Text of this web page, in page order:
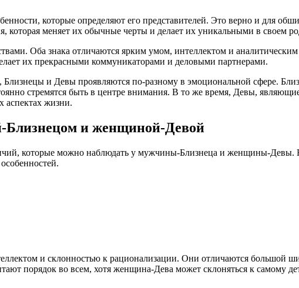
которые определяют его представителей. Это верно и для
которая меняет их обычные черты и делает их уникальными в своем
Оба знака отличаются ярким умом, интеллектом и
их прекрасными коммуникаторами и деловыми партнерами.
Близнецы и Девы проявляются по-разному в эмоциональной сфере.
стремятся быть в центре внимания. В то же время, Девы,
аспектах жизни.
Близнецом и женщиной-Девой
которые можно наблюдать у мужчины-Близнеца и женщины-Девы.
и склонностью к рационализации. Они отличаются большой
порядок во всем, хотя женщина-Дева может склоняться к самому